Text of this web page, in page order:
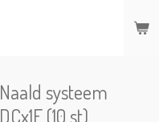
Naald systeem
DCx1F (10 st)